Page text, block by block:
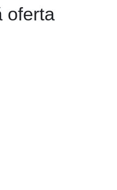
oferta